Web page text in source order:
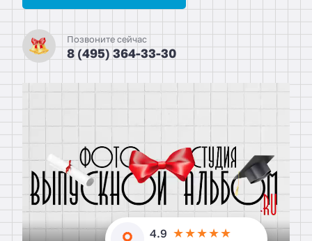
Позвоните сейчас
8 (495) 364-33-30
4.9